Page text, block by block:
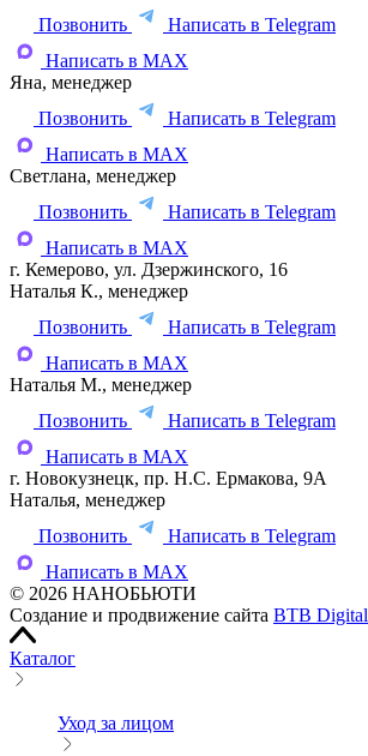
Позвонить
Написать в Telegram
Написать в MAX
Яна, менеджер
Позвонить
Написать в Telegram
Написать в MAX
Светлана, менеджер
Позвонить
Написать в Telegram
Написать в MAX
г. Кемерово, ул. Дзержинского, 16
Наталья К., менеджер
Позвонить
Написать в Telegram
Написать в MAX
Наталья М., менеджер
Позвонить
Написать в Telegram
Написать в MAX
г. Новокузнецк, пр. Н.С. Ермакова, 9А
Наталья, менеджер
Позвонить
Написать в Telegram
Написать в MAX
© 2026 НАНОБЬЮТИ
Создание и продвижение сайта BTB Digital
Каталог
Уход за лицом